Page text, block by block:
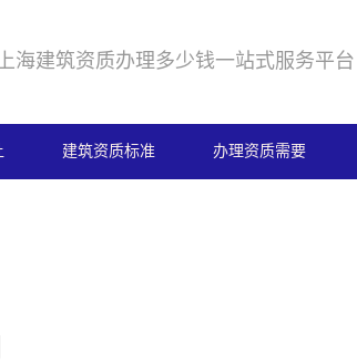
海建筑资质办理多少钱一站式服务平台
建筑资质标准 办理资质需要